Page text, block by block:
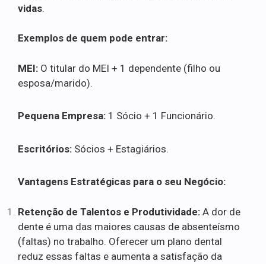
vidas.
Exemplos de quem pode entrar:
MEI: O titular do MEI + 1 dependente (filho ou
esposa/marido).
Pequena Empresa: 1 Sócio + 1 Funcionário.
Escritórios: Sócios + Estagiários.
Vantagens Estratégicas para o seu Negócio:
Retenção de Talentos e Produtividade: A dor de
dente é uma das maiores causas de absenteísmo
(faltas) no trabalho. Oferecer um plano dental
reduz essas faltas e aumenta a satisfação da